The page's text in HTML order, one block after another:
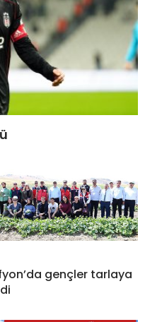
gençler tarlaya